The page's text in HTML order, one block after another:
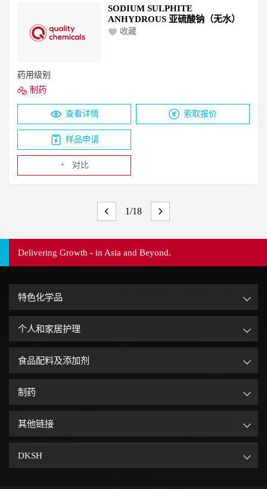
SODIUM SULPHITE
ANHYDROUS 亚硫酸钠（无水）
收藏
药用级别
制药
查看详情 索取报价
样品申请
+ 对比
1/18
Delivering Growth - in Asia and Beyond.
特色化学品
个人和家居护理
食品配料及添加剂
制药
其他链接
DKSH